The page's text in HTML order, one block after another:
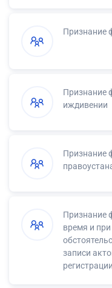
Признание
Признание
иждивении
Признание
Признание
время и
записи